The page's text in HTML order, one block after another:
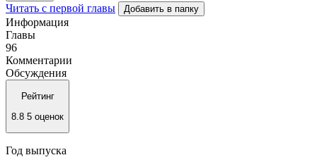
Читать с первой главы Добавить в папку
Информация
Главы
96
Комментарии
Обсуждения
Рейтинг
8.8 5 оценок
Год выпуска